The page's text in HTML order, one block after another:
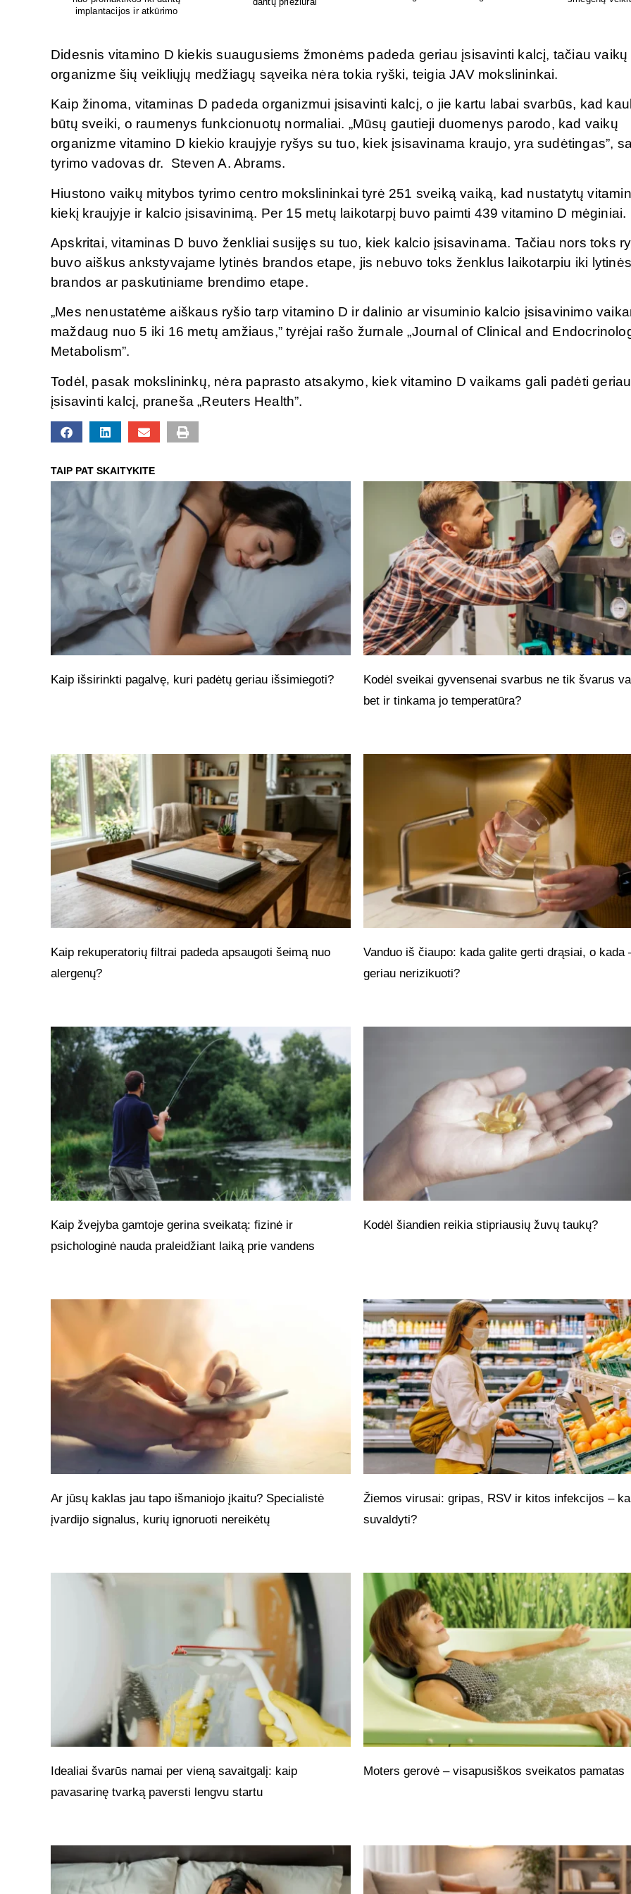
papildai!
Didesnis vitamino D kiekis suaugusiems žmonėms padeda geriau įsisavinti kalcį, tačiau vaikų
organizme šių veikliųjų medžiagų sąveika nėra tokia ryški, teigia JAV mokslininkai.
Kaip žinoma, vitaminas D padeda organizmui įsisavinti kalcį, o jie kartu labai svarbūs, kad
būtų sveiki, o raumenys funkcionuotų normaliai. „Mūsų gautieji duomenys parodo, kad vaikų
organizme vitamino D kiekio kraujyje ryšys su tuo, kiek įsisavinama kraujo, yra sudėtingas”,
tyrimo vadovas dr. Steven A. Abrams.
Hiustono vaikų mitybos tyrimo centro mokslininkai tyrė 251 sveiką vaiką, kad nustatytų
kiekį kraujyje ir kalcio įsisavinimą. Per 15 metų laikotarpį buvo paimti 439 vitamino D mėginiai.
Apskritai, vitaminas D buvo ženkliai susijęs su tuo, kiek kalcio įsisavinama. Tačiau nors toks
buvo aiškus ankstyvajame lytinės brandos etape, jis nebuvo toks ženklus laikotarpiu iki
brandos ar paskutiniame brendimo etape.
„Mes nenustatėme aiškaus ryšio tarp vitamino D ir dalinio ar visuminio kalcio įsisavinimo
maždaug nuo 5 iki 16 metų amžiaus,” tyrėjai rašo žurnale „Journal of Clinical and
Metabolism”.
Todėl, pasak mokslininkų, nėra paprasto atsakymo, kiek vitamino D vaikams gali padėti
įsisavinti kalcį, praneša „Reuters Health”.
TAIP PAT SKAITYKITE
Kaip išsirinkti pagalvę, kuri padėtų geriau išsimiegoti?
Kodėl sveikai gyvensenai svarbus ne tik švarus
bet ir tinkama jo temperatūra?
Kaip rekuperatorių filtrai padeda apsaugoti šeimą nuo
alergenų?
Vanduo iš čiaupo: kada galite gerti drąsiai, o kada
geriau nerizikuoti?
Kaip žvejyba gamtoje gerina sveikatą: fizinė ir
psichologinė nauda praleidžiant laiką prie vandens
Kodėl šiandien reikia stipriausių žuvų taukų?
Ar jūsų kaklas jau tapo išmaniojo įkaitu? Specialistė
įvardijo signalus, kurių ignoruoti nereikėtų
Žiemos virusai: gripas, RSV ir kitos infekcijos –
suvaldyti?
Idealiai švarūs namai per vieną savaitgalį: kaip
pavasarinę tvarką paversti lengvu startu
Moters gerovė – visapusiškos sveikatos pamatas